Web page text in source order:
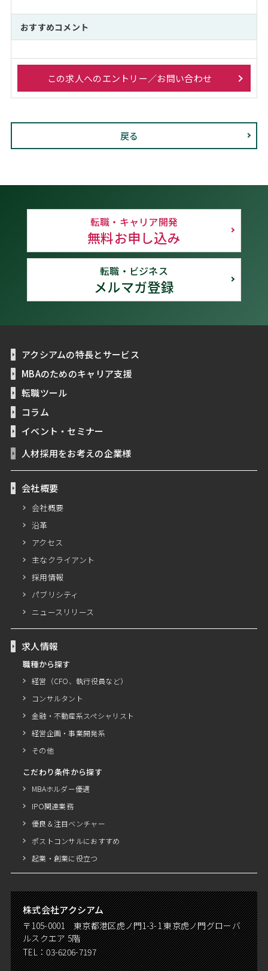
おすすめコメント
この求人へのエントリー／お問い合わせ
戻る
転職・キャリア開発
無料お申し込み
転職・ビジネス
メルマガ登録
アクシアムの特長とサービス
MBAのためのキャリア支援
転職ツール
コラム
イベント・セミナー
人材採用をお考えの企業様
会社概要
会社概要
沿革
アクセス
主なクライアント
採用情報
パブリシティ
ニュースリリース
求人情報
職種から探す
経営（CFO、執行役員など）
コンサルタント
金融・不動産系スペシャリスト
経営企画・事業開発系
その他
こだわり条件から探す
MBAホルダー優遇
IPO関連業務
優良＆注目ベンチャー
ポストコンサルにおすすめ
起業・創業に役立つ
株式会社アクシアム
〒105-0001 東京都港区虎ノ門1-3-1 東京虎ノ門グローバ
ルスクエア 5階
TEL：03-6206-7197